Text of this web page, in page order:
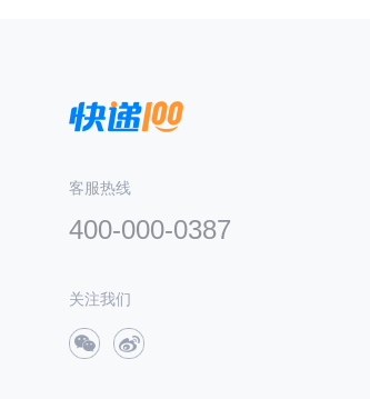
客服热线
400-000-0387
关注我们